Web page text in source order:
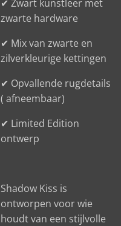
✔ Zwart kunstleer met
zwarte hardware
✔ Mix van zwarte en
zilverkleurige kettingen
✔ Opvallende rugdetails
( afneembaar)
✔ Limited Edition
ontwerp
Shadow Kiss is
ontworpen voor wie
houdt van een stijlvolle